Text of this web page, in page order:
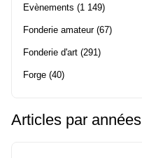
Evènements (1 149)
Fonderie amateur(67)
Fonderie d'art (291)
Forge (40)
Articles par années